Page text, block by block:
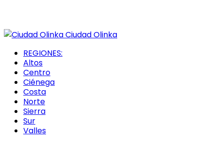
Ciudad Olinka
REGIONES:
Altos
Centro
Ciénega
Costa
Norte
Sierra
Sur
Valles